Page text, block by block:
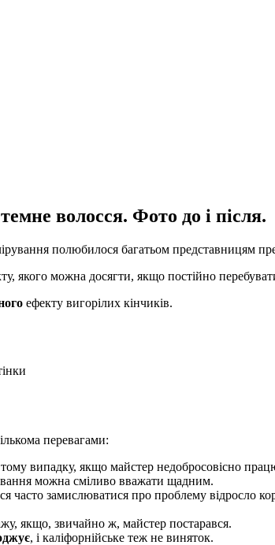
волосся. Фото до і після.
полюбилося багатьом представницям
якого можна досягти, якщо постійно
ефекту вигорілих кінчиків.
перевагами:
випадку, якщо майстер недобросовісно
можна сміливо вважати щадним.
замислюватися про проблему відросло
якщо, звичайно ж, майстер постарався.
, і каліфорнійське теж не виняток.